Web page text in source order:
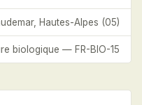
Hautes-Alpes (05)
biologique — FR-BIO-15